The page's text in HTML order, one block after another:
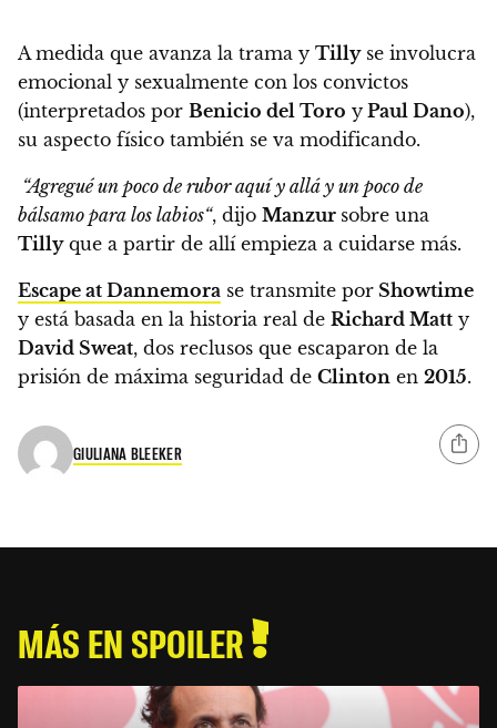
A medida que avanza la trama y Tillyse involucra
emocional y sexualmente con los convictos
(interpretados por Benicio del Toro y Paul Dano),
su aspecto físico también se va modificando.
“Agregué un poco de rubor aquí y allá y un poco de
bálsamo para los labios“, dijo Manzur sobre una
Tillyque a partir de allí empieza a cuidarse más.
Escape at Dannemora se transmite por Showtime
y está basada en la historia real de Richard Matt y
David Sweat, dos reclusos que escaparon de la
prisión de máxima seguridad de Clinton en 2015.
GIULIANA BLEEKER
MÁS EN SPOILER